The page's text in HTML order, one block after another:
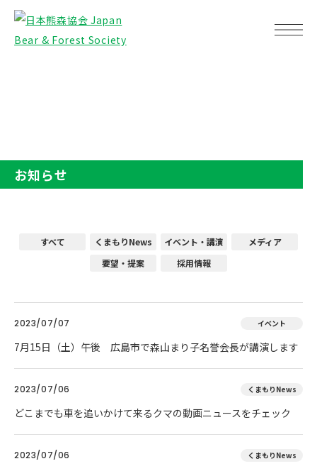
お知らせ
すべて くまもりNews イベント・講演
メディア
要望・提案
採用情報
2023/07/07 イベント
7月15日（土）午後 広島市で森山まり子名誉会長が講演します
2023/07/06 くまもりNews
どこまでも車を追いかけて来るクマの動画ニュースをチェック
2023/07/06 くまもりNews